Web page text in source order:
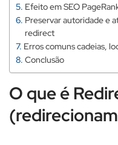
Efeito em SEO
Preservar autoridade e
redirect
Erros comuns cadeias,
Conclusão
O que é